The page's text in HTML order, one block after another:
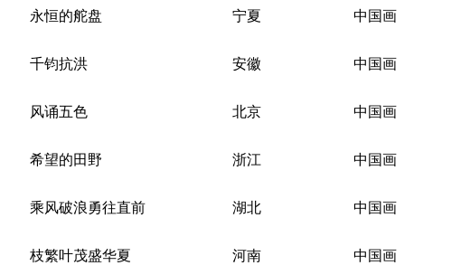
永恒的舵盘 宁夏 中国画
千钧抗洪 安徽 中国画
风诵五色 北京 中国画
希望的田野 浙江 中国画
乘风破浪勇往直前 湖北 中国画
枝繁叶茂盛华夏 河南 中国画